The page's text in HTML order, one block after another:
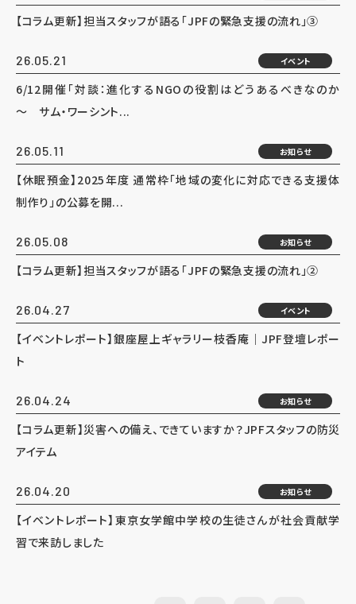
【コラム更新】担当スタッフが語る「JPFの緊急支援の流れ」③
26.05.21 イベント
6/12開催「対談：進化するNGOの役割はどうあるべきなのか
～ サム・ワーシント...
26.05.11 お知らせ
【休眠預金】2025年度 通常枠「地域の変化に対応できる支援体
制作り」の公募を開...
26.05.08 お知らせ
【コラム更新】担当スタッフが語る「JPFの緊急支援の流れ」②
26.04.27 イベント
【イベントレポート】銀座屋上ギャラリー枝香庵｜JPF登壇レポー
ト
26.04.24 お知らせ
【コラム更新】災害への備え、できていますか？JPFスタッフの防災
アイテム
26.04.20 お知らせ
【イベントレポート】東京女学館中学校の生徒さんが社会貢献学
習で来訪しました